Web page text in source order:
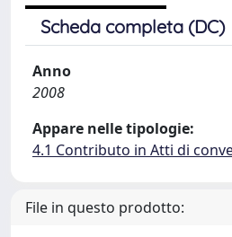
Scheda completa (DC)
Anno
2008
Appare nelle tipologie:
4.1 Contributo in Atti di
File in questo prodotto: